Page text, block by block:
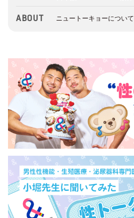
ABOUT ニュートーキョーについて